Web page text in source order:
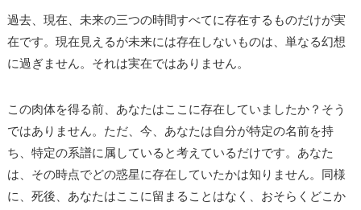
過去、現在、未来の三つの時間すべてに存在するものだけが実
在です。現在見えるが未来には存在しないものは、単なる幻想
に過ぎません。それは実在ではありません。
この肉体を得る前、あなたはここに存在していましたか？そう
ではありません。ただ、今、あなたは自分が特定の名前を持
ち、特定の系譜に属していると考えているだけです。あなた
は、その時点でどの惑星に存在していたかは知りません。同様
に、死後、あなたはここに留まることはなく、おそらくどこか